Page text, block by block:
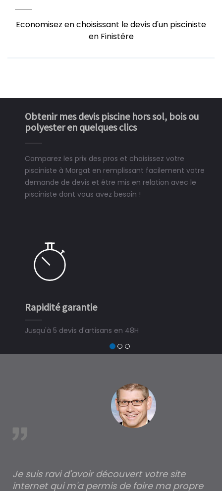
Economisez en choisissant le devis d'un pisciniste
en Finistére
Obtenir mes devis piscine hors sol, bois ou
polyester en quelques clics
Comparez les prix des pros et choisissez votre
pisciniste à Morgat en remplissant facilement votre
demande de devis et être mis en relation avec le
pisciniste dont vous avez besoin !
Rapidité garantie
Jusqu'à 5 devis d'artisans en 48H
Je suis ravi d'avoir découvert votre site
internet qui m'a permis de faire ma propre